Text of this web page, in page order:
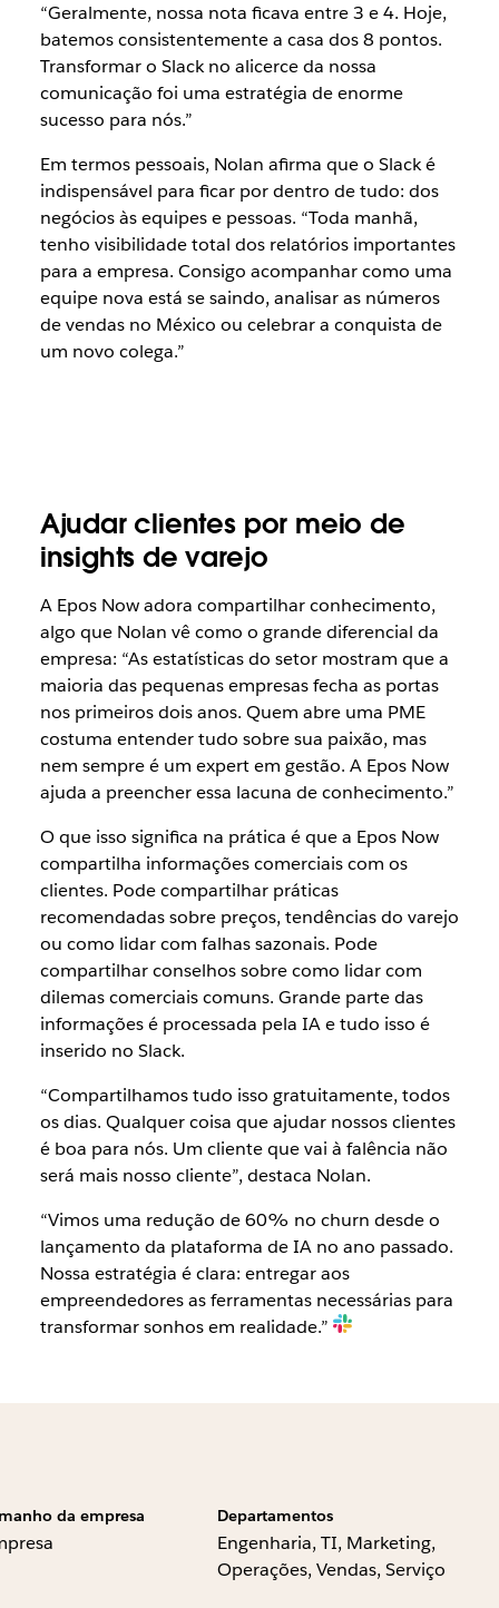
“Geralmente, nossa nota ficava entre 3 e 4. Hoje,
batemos consistentemente a casa dos 8 pontos.
Transformar o Slack no alicerce da nossa
comunicação foi uma estratégia de enorme
sucesso para nós.”
Em termos pessoais, Nolan afirma que o Slack é
indispensável para ficar por dentro de tudo: dos
negócios às equipes e pessoas. “Toda manhã,
tenho visibilidade total dos relatórios importantes
para a empresa. Consigo acompanhar como uma
equipe nova está se saindo, analisar as números
de vendas no México ou celebrar a conquista de
um novo colega.”
Ajudar clientes por meio de
insights de varejo
A Epos Now adora compartilhar conhecimento,
algo que Nolan vê como o grande diferencial da
empresa: “As estatísticas do setor mostram que a
maioria das pequenas empresas fecha as portas
nos primeiros dois anos. Quem abre uma PME
costuma entender tudo sobre sua paixão, mas
nem sempre é um expert em gestão. A Epos Now
ajuda a preencher essa lacuna de conhecimento.”
O que isso significa na prática é que a Epos Now
compartilha informações comerciais com os
clientes. Pode compartilhar práticas
recomendadas sobre preços, tendências do varejo
ou como lidar com falhas sazonais. Pode
compartilhar conselhos sobre como lidar com
dilemas comerciais comuns. Grande parte das
informações é processada pela IA e tudo isso é
inserido no Slack.
“Compartilhamos tudo isso gratuitamente, todos
os dias. Qualquer coisa que ajudar nossos clientes
é boa para nós. Um cliente que vai à falência não
será mais nosso cliente”, destaca Nolan.
“Vimos uma redução de 60% no churn desde o
lançamento da plataforma de IA no ano passado.
Nossa estratégia é clara: entregar aos
empreendedores as ferramentas necessárias para
transformar sonhos em realidade.”
da empresa Departamentos
Engenharia, TI, Marketing,
Operações, Vendas, Serviço